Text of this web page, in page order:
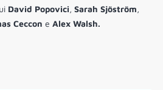
David Popovici, Sarah Sjöström,
Ceccon e Alex Walsh.